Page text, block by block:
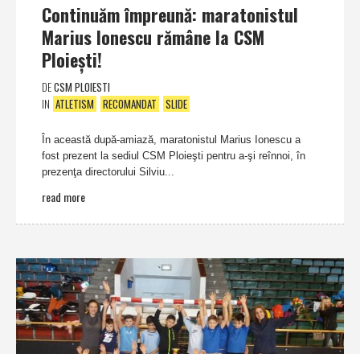
Continuăm împreună: maratonistul
Marius Ionescu rămâne la CSM
Ploieşti!
DECSM PLOIESTI
IN ATLETISM RECOMANDAT SLIDE
În această după-amiază, maratonistul Marius Ionescu a
fost prezent la sediul CSM Ploieşti pentru a-şi reînnoi, în
prezenţa directorului Silviu...
read more